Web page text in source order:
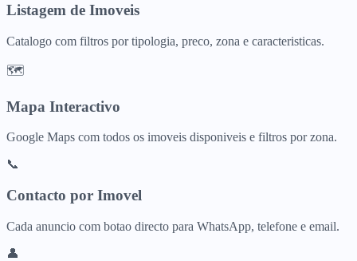
Listagem de Imoveis
Catalogo com filtros por tipologia, preco, zona e caracteristicas.
🗺️
Mapa Interactivo
Google Maps com todos os imoveis disponiveis e filtros por zona.
📞
Contacto por Imovel
Cada anuncio com botao directo para WhatsApp, telefone e email.
👤